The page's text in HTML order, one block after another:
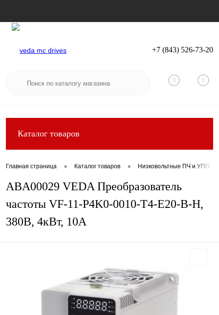
Вход Регистрация
+7 (843) 526-73-20
0 0
Каталог товаров
Главная страница • Каталог товаров • Низковольтные ПЧ и УПП
ABA00029 VEDA Преобразователь
частоты VF-11-P4K0-0010-T4-E20-B-H,
380В, 4кВт, 10А